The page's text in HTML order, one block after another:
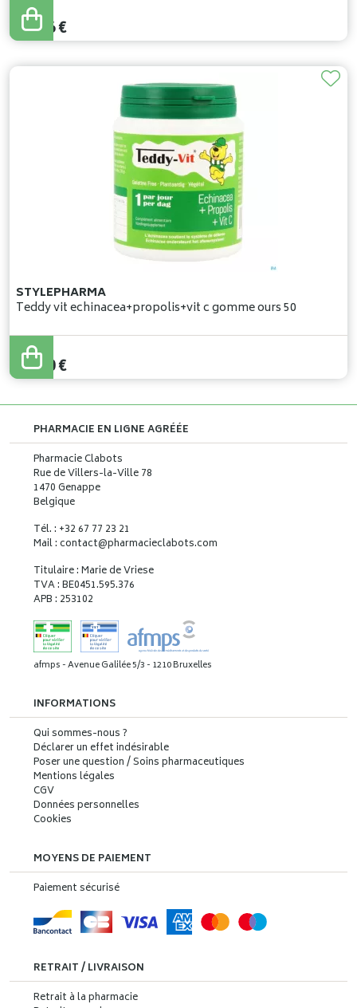
49,95
42,46€
STYLEPHARMA
Teddy vit echinacea+propolis+vit c gomme ours 50
15,50€
PHARMACIE EN LIGNE AGRÉÉE
Pharmacie Clabots
Rue de Villers-la-Ville 78
1470 Genappe
Belgique
Tél. : +32 67 77 23 21
Mail : contact@pharmacieclabots.com
Titulaire : Marie de Vriese
TVA : BE0451.595.376
APB : 253102
afmps - Avenue Galilée 5/3 - 1210 Bruxelles
INFORMATIONS
Qui sommes-nous ?
Déclarer un effet indésirable
Poser une question / Soins pharmaceutiques
Mentions légales
CGV
Données personnelles
Cookies
MOYENS DE PAIEMENT
Paiement sécurisé
RETRAIT / LIVRAISON
Retrait à la pharmacie